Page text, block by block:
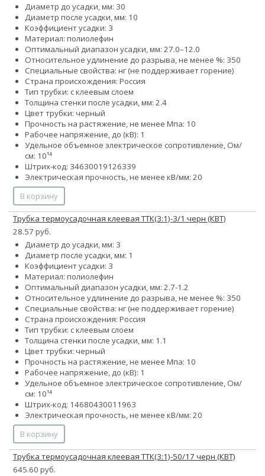
Диаметр до усадки, мм: 30
Диаметр после усадки, мм: 10
Коэффициент усадки: 3
Материал: полиолефин
Оптимальный диапазон усадки, мм: 27.0–12.0
Относительное удлинение до разрыва, не менее %: 350
Специальные свойства: нг (не поддерживает горение)
Страна происхождения: Россия
Тип трубки: с клеевым слоем
Толщина стенки после усадки, мм: 2.4
Цвет трубки: черный
Прочность на растяжение, не менее Мпа: 10
Рабочее напряжение, до (кВ): 1
Удельное объемное электрическое сопротивление, Ом/
см: 10¹⁴
Штрих-код: 34630019126339
Электрическая прочность, не менее кВ/мм: 20
В корзину
Трубка термоусадочная клеевая ТТК(3:1)-3/1 черн (КВТ)
28.57 руб.
Диаметр до усадки, мм: 3
Диаметр после усадки, мм: 1
Коэффициент усадки: 3
Материал: полиолефин
Оптимальный диапазон усадки, мм: 2.7-1.2
Относительное удлинение до разрыва, не менее %: 350
Специальные свойства: нг (не поддерживает горение)
Страна происхождения: Россия
Тип трубки: с клеевым слоем
Толщина стенки после усадки, мм: 1.1
Цвет трубки: черный
Прочность на растяжение, не менее Мпа: 10
Рабочее напряжение, до (кВ): 1
Удельное объемное электрическое сопротивление, Ом/
см: 10¹⁴
Штрих-код: 14680430011963
Электрическая прочность, не менее кВ/мм: 20
В корзину
Трубка термоусадочная клеевая ТТК(3:1)-50/17 черн (КВТ)
645.60 руб.